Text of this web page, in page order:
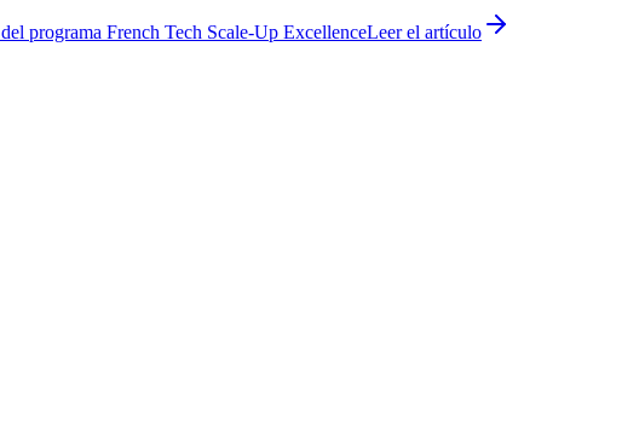
programa French Tech Scale-Up ExcellenceLeer el artículo